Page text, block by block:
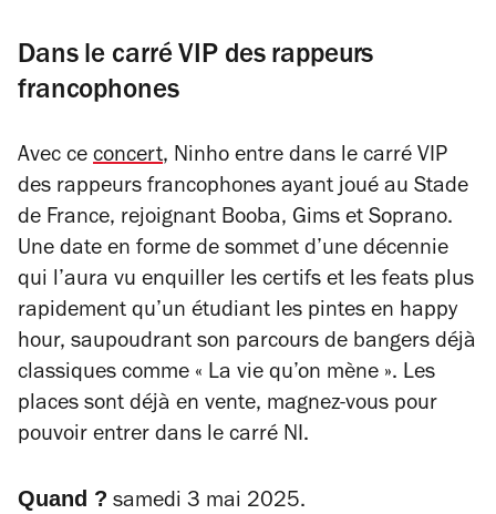
Dans le carré VIP des rappeurs
francophones
Avec ce concert, Ninho entre dans le carré VIP
des rappeurs francophones ayant joué au Stade
de France, rejoignant Booba, Gims et Soprano.
Une date en forme de sommet d’une décennie
qui l’aura vu enquiller les certifs et les feats plus
rapidement qu’un étudiant les pintes en happy
hour, saupoudrant son parcours de bangers déjà
classiques comme « La vie qu’on mène ». Les
places sont déjà en vente, magnez-vous pour
pouvoir entrer dans le carré NI.
Quand ? samedi 3 mai 2025.